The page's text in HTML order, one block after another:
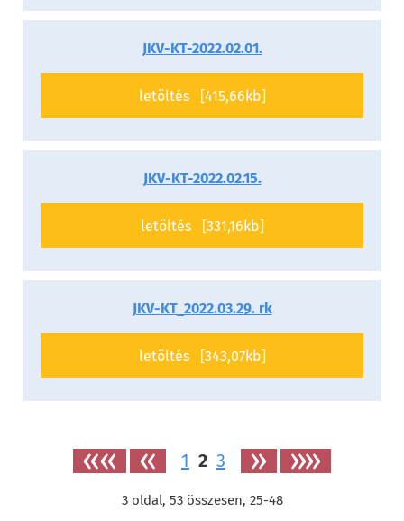
JKV-KT-2022.02.01.
letöltés [415,66kb]
JKV-KT-2022.02.15.
letöltés [331,16kb]
JKV-KT_2022.03.29. rk
letöltés [343,07kb]
«« « 1 2 3 » »»
3 oldal, 53 összesen, 25-48